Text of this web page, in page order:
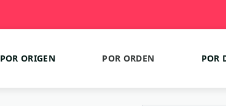
POR ORIGEN POR ORDEN POR